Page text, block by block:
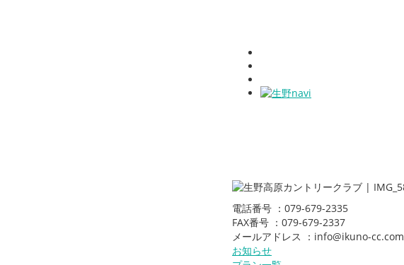
電話番号 ：079-679-2335
FAX番号 ：079-679-2337
メールアドレス ：info@ikuno-cc.com
お知らせ